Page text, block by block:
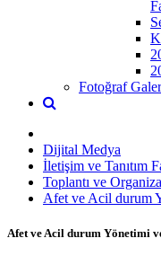
Fotoğraf
Dijital Medya
İletişim ve Tanıtım
Toplantı ve
Afet ve Acil durum
Afet ve Acil durum Yönetimi